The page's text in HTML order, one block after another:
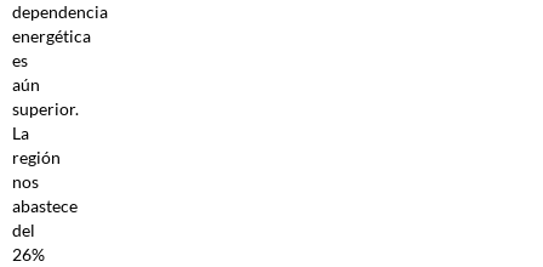
dependencia
energética
es
aún
superior.
La
región
nos
abastece
del
26%